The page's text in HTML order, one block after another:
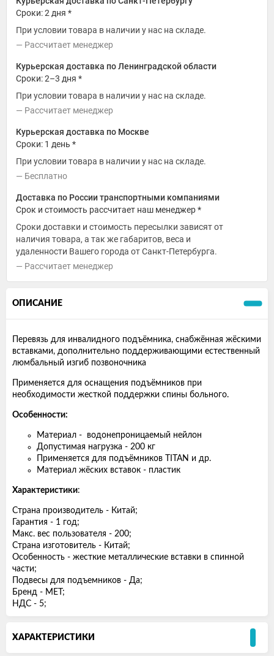
Сроки: 2 дня *
При условии товара в наличии у нас на складе.
Рассчитает менеджер
Курьерская доставка по Ленинградской области
Сроки: 2–3 дня *
При условии товара в наличии у нас на складе.
Рассчитает менеджер
Курьерская доставка по Москве
Сроки: 1 день *
При условии товара в наличии у нас на складе.
Бесплатно
Доставка по России транспортными компаниями
Срок и стоимость рассчитает наш менеджер *
Сроки доставки и стоимость пересылки зависят от
наличия товара, а так же габаритов, веса и
удаленности Вашего города от Санкт-Петербурга.
Рассчитает менеджер
ОПИСАНИЕ
Перевязь для инвалидного подъёмника, снабжённая жёскими
вставками, дополнительно поддерживающими естественный
люмбальный изгиб позвоночника
Применяется для оснащения подъёмников при
необходимости жесткой поддержки спины больного.
Особенности:
Материал - водонепроницаемый нейлон
Допустимая нагрузка - 200 кг
Применяется для подъёмников TITAN и др.
Материал жёских вставок - пластик
Характеристики:
Страна производитель - Китай;
Гарантия - 1 год;
Макс. вес пользователя - 200;
Страна изготовитель - Китай;
Особенность - жесткие металлические вставки в спинной
части;
Подвесы для подъемников - Да;
Бренд - MET;
НДС - 5;
ХАРАКТЕРИСТИКИ